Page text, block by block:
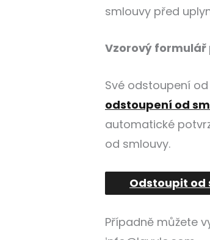
smlouvy před
Vzorový
Své odstoupení
odstoupení od
automatické
od smlouvy.
Odstoupit od
Případně můžete